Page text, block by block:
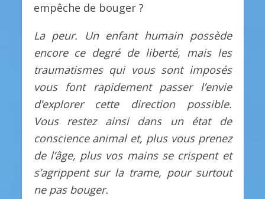
empêche de bouger ?
La peur. Un enfant humain possède
encore ce degré de liberté, mais les
traumatismes qui vous sont imposés
vous font rapidement passer l’envie
d’explorer cette direction possible.
Vous restez ainsi dans un état de
conscience animal et, plus vous prenez
de l’âge, plus vos mains se crispent et
s’agrippent sur la trame, pour surtout
ne pas bouger.